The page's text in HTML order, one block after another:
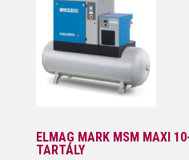
ELMAG MARK MSM MAXI
TARTÁLY